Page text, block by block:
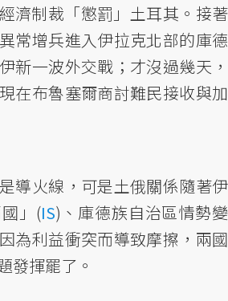
濟制裁「懲罰」土耳其。接著
常增兵進入伊拉克北部的庫德
新一波外交戰；才沒過幾天，
在布魯塞爾商討難民接收與加
導火線，可是土俄關係隨著伊
」(IS)、庫德族自治區情勢變
為利益衝突而導致摩擦，兩國
發揮罷了。